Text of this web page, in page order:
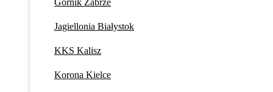
Jagiellonia Białystok
KKS Kalisz
Korona Kielce